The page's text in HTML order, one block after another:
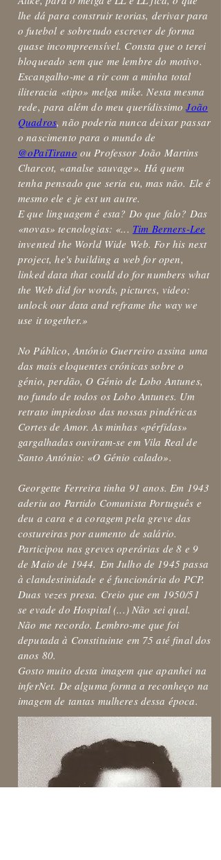
lhe dá para construir teorias, derivar para
o futebol e sobretudo escrever de forma
quase incompreensível. Consta que o terei
bloqueado sem que me lembre do motivo.
Escangalho-me a rir com a minha total
iliteracia «tipo» melga mike. Nesta mesma
rede, para além do meu querídissimoJoão
Quadros, não poderia nunca deixar passar
o nascimento para o mundo de
@oPaiTirano ou Professor João Martins
Charcot, «analse sauvage». Há quem
tenha pensado que seria eu, mas não. Ele é
mesmo ele e je est un autre.
E que linguagem é esta? Do que falo? Das
«novas» tecnologias: «... Tim Berners-Lee
invented the World Wide Web. For his next
project, he's building a web for open,
linked data that could do for numbers what
the Web did for words, pictures, video:
unlock our data and reframe the way we
use it together.»
No Público, António Guerreiro assina uma
das mais eloquentes crónicas sobre o
génio, perdão, O Génio de Lobo Antunes,
no fundo de todos os Lobo Antunes. Um
retrato impiedoso das nossas pindéricas
Cortes de Amor. As minhas «pérfidas»
gargalhadas ouviram-se em Vila Real de
Santo António: «O Génio calado».
Georgette Ferreira tinha 91 anos. Em 1943
aderiu ao Partido Comunista Português e
deu a cara e a coragem pela greve das
costureiras por aumento de salário.
Participou nas greves operárias de 8 e 9
de Maio de 1944. Em Julho de 1945 passa
à clandestinidade e é funcionária do PCP.
Duas vezes presa. Creio que em 1950/51
se evade do Hospital (...) Não sei qual.
Não me recordo. Lembro-me que foi
deputada à Constituinte em 75 até final dos
anos 80.
Gosto muito desta imagem que apanhei na
inferNet. De alguma forma a reconheço na
imagem de tantas mulheres dessa época.